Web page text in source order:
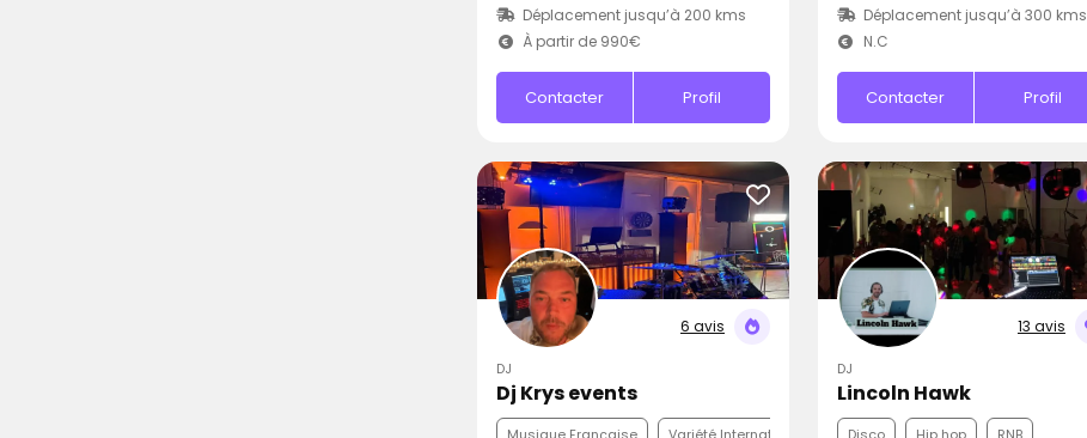
Déplacement jusqu’à 200 kms
À partir de 990€
Contacter Profil
Déplacement jusqu’à 300 kms
N.C
Contacter Profil
6 avis
DJ
Dj Krys events
13 avis
DJ
Lincoln Hawk